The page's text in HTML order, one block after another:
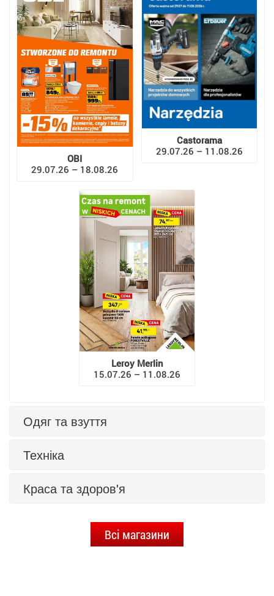
OBI
29.07.26 – 18.08.26
Castorama
29.07.26 – 11.08.26
Leroy Merlin
15.07.26 – 11.08.26
Одяг та взуття
Техніка
Краса та здоров'я
Всі магазини